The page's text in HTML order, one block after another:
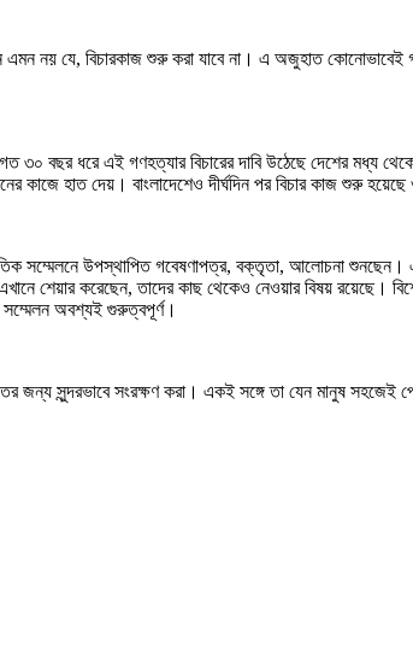
এমন নয় যে, বিচারকাজ শুরু করা যাবে না। এ অজুহাত
৩০ বছর ধরে এই গণহত্যার বিচারের দাবি উঠেছে দেশের
কাজে হাত দেয়। বাংলাদেশেও দীর্ঘদিন পর বিচার কাজ শুরু
সম্মেলনে উপস্থাপিত গবেষণাপত্র, বক্তৃতা, আলোচনা শুনছেন।
শেয়ার করেছেন, তাদের কাছ থেকেও নেওয়ার বিষয় রয়েছে।
সম্মেলন অবশ্যই গুরুত্বপূর্ণ।
জন্য সুন্দরভাবে সংরক্ষণ করা। একই সঙ্গে তা যেন মানুষ